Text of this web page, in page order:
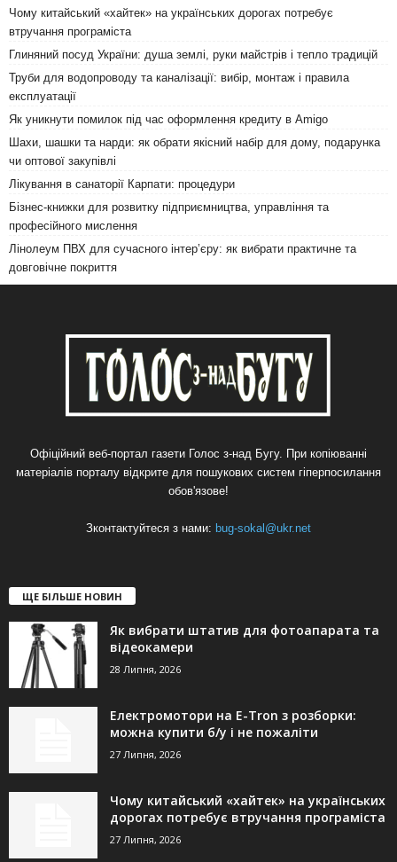
Чому китайський «хайтек» на українських дорогах потребує
втручання програміста
Глиняний посуд України: душа землі, руки майстрів і тепло традицій
Труби для водопроводу та каналізації: вибір, монтаж і правила
експлуатації
Як уникнути помилок під час оформлення кредиту в Amigo
Шахи, шашки та нарди: як обрати якісний набір для дому, подарунка
чи оптової закупівлі
Лікування в санаторії Карпати: процедури
Бізнес-книжки для розвитку підприємництва, управління та
професійного мислення
Лінолеум ПВХ для сучасного інтер’єру: як вибрати практичне та
довговічне покриття
Офіційний веб-портал газети Голос з-над Бугу. При копіюванні
матеріалів порталу відкрите для пошукових систем гіперпосилання
обов'язове!
Зконтактуйтеся з нами: bug-sokal@ukr.net
ЩЕ БІЛЬШЕ НОВИН
Як вибрати штатив для фотоапарата та
відеокамери
28 Липня, 2026
Електромотори на E-Tron з розборки:
можна купити б/у і не пожаліти
27 Липня, 2026
Чому китайський «хайтек» на українських
дорогах потребує втручання програміста
27 Липня, 2026